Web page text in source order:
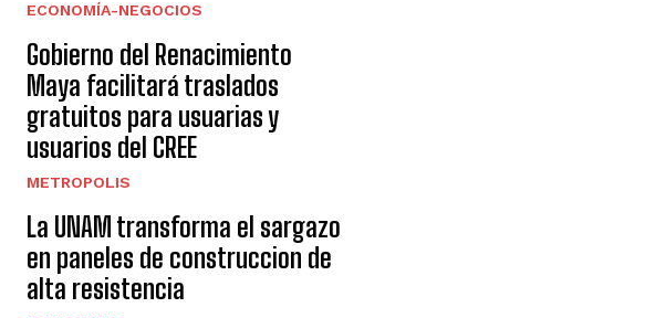
ECONOMÍA-NEGOCIOS
Gobierno del Renacimiento
Maya facilitará traslados
gratuitos para usuarias y
usuarios del CREE
METROPOLIS
La UNAM transforma el sargazo
en paneles de construccion de
alta resistencia